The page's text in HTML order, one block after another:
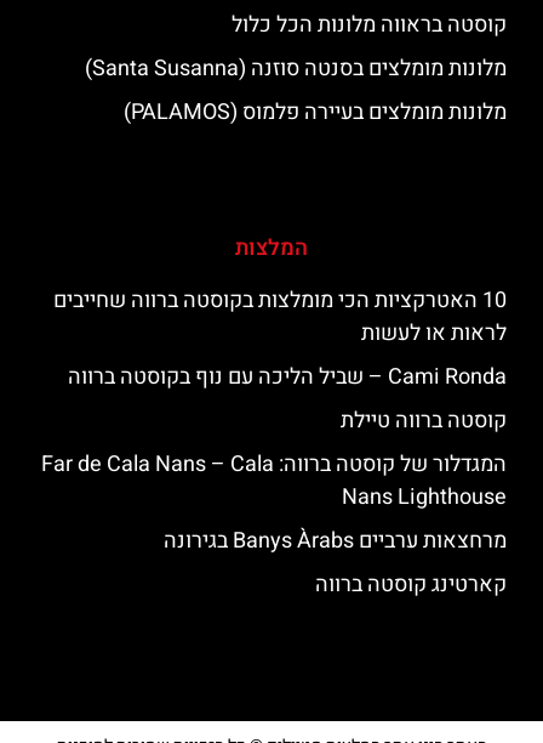
קוסטה בראווה מלונות הכל כלול
מלונות מומלצים בסנטה סוזנה (Santa Susanna)
מלונות מומלצים בעיירה פלמוס (PALAMOS)
המלצות
10 האטרקציות הכי מומלצות בקוסטה ברווה שחייבים
לראות או לעשות
‪‪Cami Ronda‬‬ – שביל הליכה עם נוף בקוסטה ברווה
קוסטה ברווה טיילת
המגדלור של קוסטה ברווה: ‪‪Far de Cala Nans – Cala
Nans Lighthouse‬‬
מרחצאות ערביים Banys Àrabs בגירונה
קארטינג קוסטה ברווה